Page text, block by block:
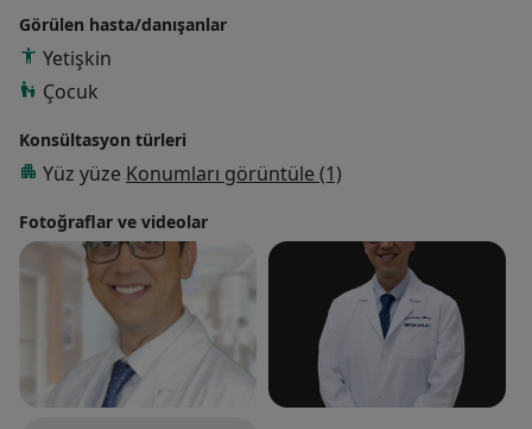
Görülen hasta/danışanlar
Yetişkin
Çocuk
Konsültasyon türleri
Yüz yüze Konumları görüntüle (1)
Fotoğraflar ve videolar